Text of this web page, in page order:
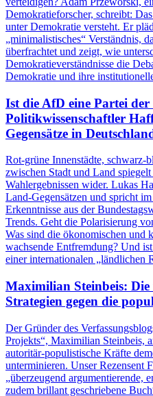
Demokratieforscher, schreibt:
unter Demokratie versteht. Er
„minimalistisches“ Verständnis,
überfrachtet und zeigt, wie
Demokratieverständnisse die
Demokratie und ihre
Ist die AfD eine Partei
Politikwissenschaftler
Gegensätze in
Rot-grüne Innenstädte, schwarz-
zwischen Stadt und Land
Wahlergebnissen wider. Lukas
Land-Gegensätzen und spricht
Erkenntnisse aus der
Trends. Geht die Polarisierung
Was sind die ökonomischen und
wachsende Entfremdung? Und
einer internationalen „ländlichen
Maximilian Steinbeis:
Strategien gegen die
Der Gründer des
Projekts“, Maximilian Steinbeis,
autoritär-populistische Kräfte
unterminieren. Unser Rezensent
„überzeugend argumentierende,
zudem brillant geschriebene